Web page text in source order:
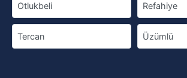
Otlukbeli Refahiye
Tercan Üzümlü